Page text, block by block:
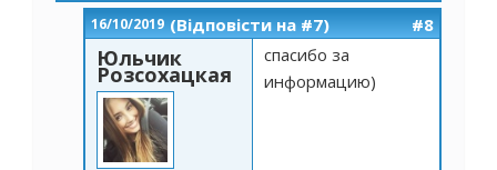
16/10/2019 (Відповісти на #7) #8
Юльчик
Розсохацкая
спасибо за
информацию)